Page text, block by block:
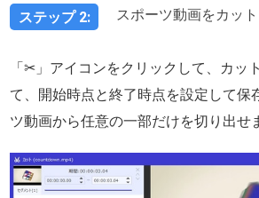
ステップ 2: スポーツ動画をカット
「✂」アイコンをクリックして、カッ
て、開始時点と終了時点を設定して保
ツ動画から任意の一部だけを切り出せ